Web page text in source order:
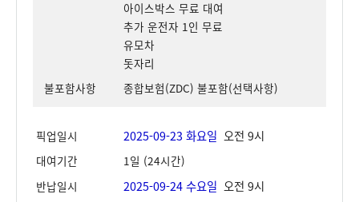
아이스박스 무료 대여
추가 운전자 1인 무료
유모차
돗자리
불포함사항
종합보험(ZDC) 불포함(선택사항)
픽업일시 2025-09-23 화요일 오전 9시
대여기간
1일 (24시간)
반납일시
2025-09-24 수요일 오전 9시